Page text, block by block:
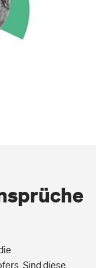
Sind diese